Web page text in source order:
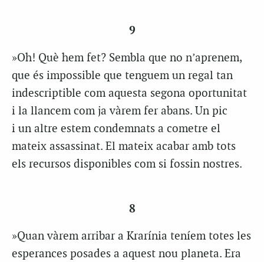
9
»Oh! Què hem fet? Sembla que no n’aprenem,
que és impossible que tenguem un regal tan
indescriptible com aquesta segona oportunitat
i la llancem com ja vàrem fer abans. Un pic
i un altre estem condemnats a cometre el
mateix assassinat. El mateix acabar amb tots
els recursos disponibles com si fossin nostres.
8
»Quan vàrem arribar a Krarínia teníem totes les
esperances posades a aquest nou planeta. Era